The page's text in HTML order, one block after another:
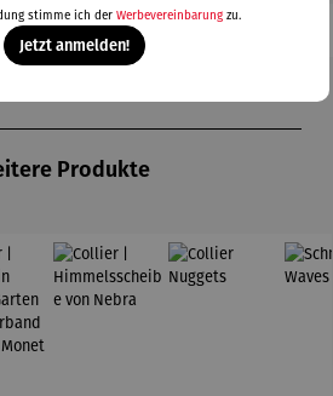
Produkte
stimme ich der Werbevereinbarungzu.
Jetzt anmelden!